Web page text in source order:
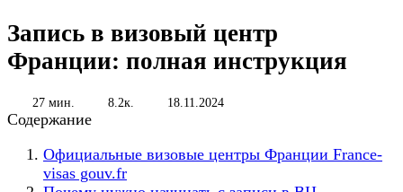
Запись в визовый центр
Франции: полная инструкция
27 мин. 8.2к. 18.11.2024
Содержание
Официальные визовые центры Франции France-
visas gouv.fr